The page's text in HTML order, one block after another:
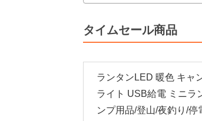
タイムセール商品
ランタンLED 暖色 キャ
ライト USB給電 ミニラ
ンプ用品/登山/夜釣り/